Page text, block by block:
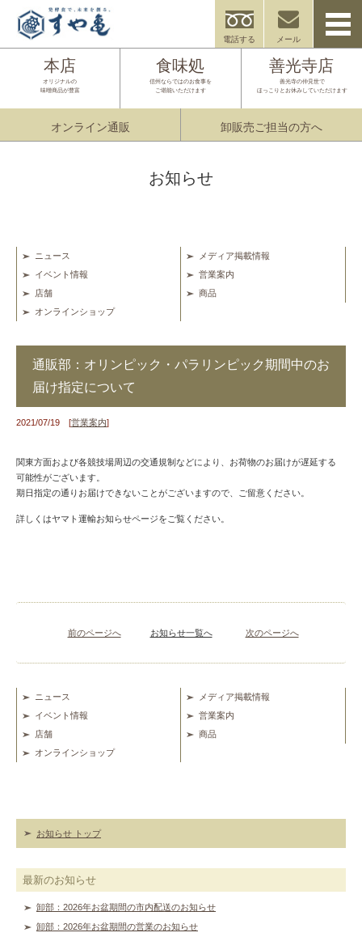
電話する メール
本店
オリジナルの
味噌商品が豊富
食味処
信州ならではのお食事を
ご堪能いただけます
善光寺店
善光寺の仲見世で
ほっこりとお休みしていただけます
オンライン通販 卸販売ご担当の方へ
お知らせ
ニュース
メディア掲載情報
イベント情報
営業案内
店舗
商品
オンラインショップ
通販部：オリンピック・パラリンピック期間中のお
届け指定について
2021/07/19 [営業案内]
関東方面および各競技場周辺の交通規制などにより、お荷物のお届けが遅延する
可能性がございます。
期日指定の通りお届けできないことがございますので、ご留意ください。
詳しくはヤマト運輸お知らせページをご覧ください。
前のページへ お知らせ一覧へ 次のページへ
ニュース
メディア掲載情報
イベント情報
営業案内
店舗
商品
オンラインショップ
お知らせ トップ
最新のお知らせ
卸部：2026年お盆期間の市内配送のお知らせ
卸部：2026年お盆期間の営業のお知らせ